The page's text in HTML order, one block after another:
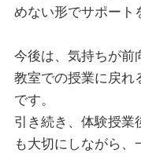
めない形でサポート
今後は、気持ちが前
教室での授業に戻れ
です。
引き続き、体験授業
も大切にしながら